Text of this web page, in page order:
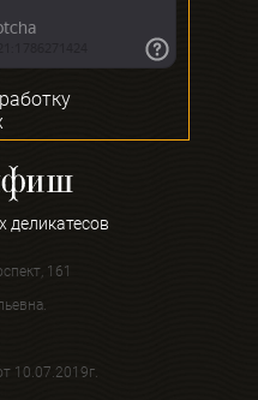
деликатесов
161
10.07.2019г.